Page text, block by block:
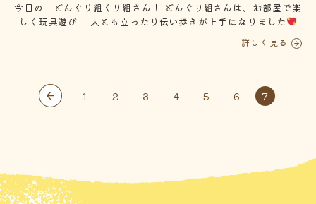
今日の どんぐり組くり組さん！ どんぐり組さんは、お部屋で楽
しく玩具遊び 二人とも立ったり伝い歩きが上手になりました
くるみ組さんは、ベランダでポカポカひなたぼっこを 楽しみまし
詳しく見る
1 2 3 4 5 6 7